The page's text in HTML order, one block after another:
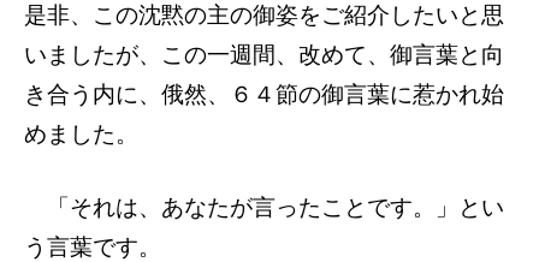
是非、この沈黙の主の御姿をご紹介したいと思
いましたが、この一週間、改めて、御言葉と向
き合う内に、俄然、６４節の御言葉に惹かれ始
めました。
「それは、あなたが言ったことです。」とい
う言葉です。